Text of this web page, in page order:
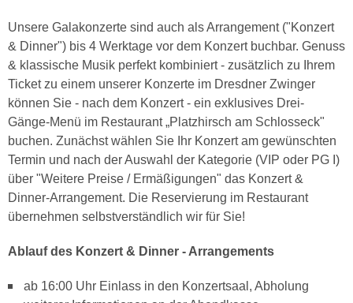
Unsere Galakonzerte sind auch als Arrangement ("Konzert
& Dinner") bis 4 Werktage vor dem Konzert buchbar. Genuss
& klassische Musik perfekt kombiniert - zusätzlich zu Ihrem
Ticket zu einem unserer Konzerte im Dresdner Zwinger
können Sie - nach dem Konzert - ein exklusives Drei-
Gänge-Menü im Restaurant „Platzhirsch am Schlosseck"
buchen. Zunächst wählen Sie Ihr Konzert am gewünschten
Termin und nach der Auswahl der Kategorie (VIP oder PG I)
über "Weitere Preise / Ermäßigungen" das Konzert &
Dinner-Arrangement. Die Reservierung im Restaurant
übernehmen selbstverständlich wir für Sie!
Ablauf des Konzert & Dinner - Arrangements
ab 16:00 Uhr Einlass in den Konzertsaal, Abholung